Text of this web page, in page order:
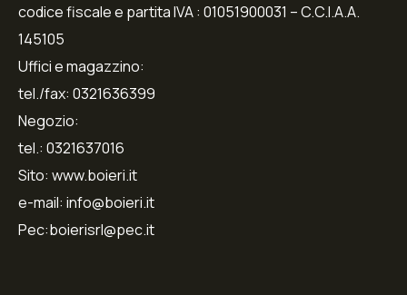
codice fiscale e partita IVA : 01051900031 – C.C.I.A.A.
145105
Uffici e magazzino:
tel./fax: 0321636399
Negozio:
tel.: 0321637016
Sito: www.boieri.it
e-mail: info@boieri.it
Pec:boierisrl@pec.it